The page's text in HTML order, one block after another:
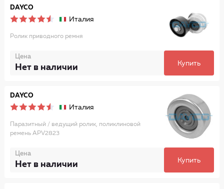
DAYCO
Италия
Ролик приводного ремня
Цена
Нет в наличии Купить
DAYCO
Италия
Паразитный / ведущий ролик, поликлиновой
ремень APV2823
Цена
Нет в наличии Купить